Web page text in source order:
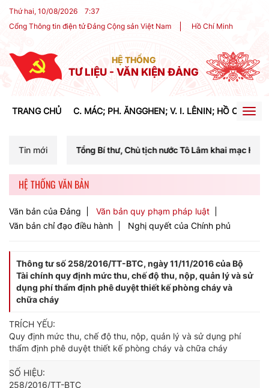
Thứ hai, 10/08/2026 7:37
Cổng Thông tin điện tử Đảng Cộng sản Việt Nam
Hồ Chí Minh
HỆ THỐNG
TƯ LIỆU - VĂN KIỆN ĐẢNG
TRANG CHỦ C. MÁC; PH. ĂNGGHEN; V. I. LÊNIN; HỒ CHÍ
Tin mới
Bí thư, Chủ tịch nước Tô Lâm khai mạc Hội nghị Trung ương
HỆ THỐNG VĂN BẢN
Văn bản của Đảng
Văn bản quy phạm pháp luật
Văn bản chỉ đạo điều hành
Nghị quyết của Chính phủ
Thông tư số 258/2016/TT-BTC, ngày 11/11/2016 của Bộ
Tài chính quy định mức thu, chế độ thu, nộp, quản lý và sử
dụng phí thẩm định phê duyệt thiết kế phòng cháy và
chữa cháy
TRÍCH YẾU:
Quy định mức thu, chế độ thu, nộp, quản lý và sử dụng phí
thẩm định phê duyệt thiết kế phòng cháy và chữa cháy
SỐ HIỆU:
258/2016/TT-BTC